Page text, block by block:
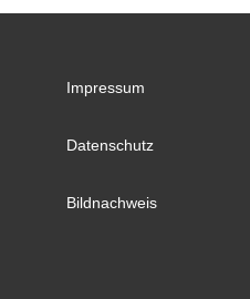
Impressum
Datenschutz
Bildnachweis